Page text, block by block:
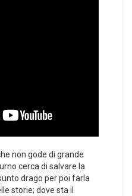
non gode di grande
cerca di salvare la
drago per poi farla
storie; dove sta il